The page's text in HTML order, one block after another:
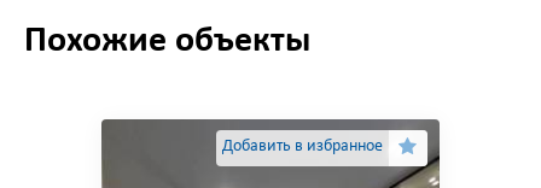
Похожие объекты
Добавить в избранное